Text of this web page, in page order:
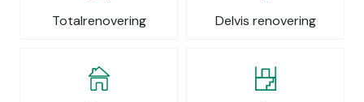
Totalrenovering Delvis renovering